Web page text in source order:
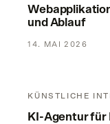
und Ablauf
14. MAI 2026
KÜNSTLICHE
KI-Agentur für